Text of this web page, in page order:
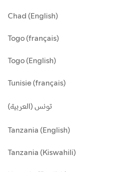
Chad (English)
Togo (français)
Togo (English)
Tunisie (français)
تونس (العربية)
Tanzania (English)
Tanzania (Kiswahili)